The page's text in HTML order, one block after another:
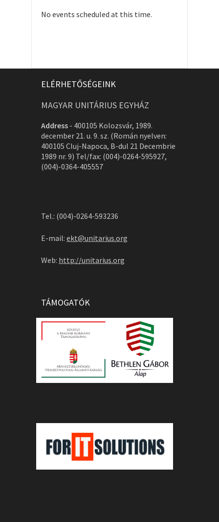
No events scheduled at this time.
ELÉRHETŐSÉGEINK
MAGYAR UNITÁRIUS EGYHÁZ
Address - 400105 Kolozsvár, 1989.
december 21. u. 9. sz. (Román nyelven:
400105 Cluj-Napoca, B-dul 21 Decembrie
1989 nr. 9) Tel/fax: (004)-0264-595927,
(004)-0364-405557
Tel.: (004)-0264-593236
E-mail: ekt@unitarius.org
Web: http://unitarius.org
TÁMOGATÓK